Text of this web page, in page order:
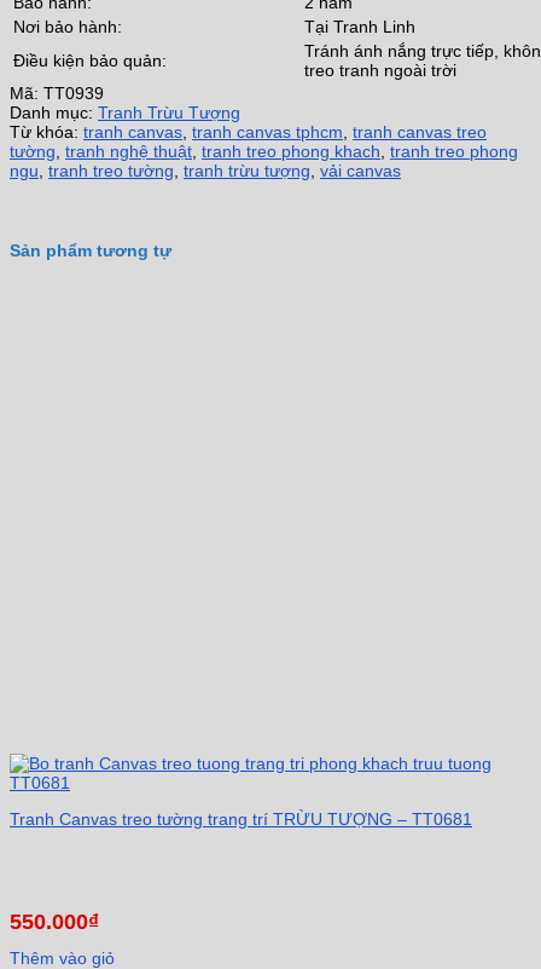
Nơi bảo hành:
Tại Tranh Linh
Điều kiện bảo quản:
Tránh ánh nắng trực tiếp,
treo tranh ngoài trời
Mã: TT0939
Danh mục: Tranh Trừu Tượng
Từ khóa: tranh canvas tranh canvas tphcm tranh canvas treo
tường tranh nghệ thuật tranh treo phong khach tranh treo phong
ngu tranh treo tường tranh trừu tượng vải canvas
Sản phẩm tương tự
Tranh Canvas treo tường trang trí TRỪU TƯỢNG – TT0681
550.000₫
Thêm vào giỏ